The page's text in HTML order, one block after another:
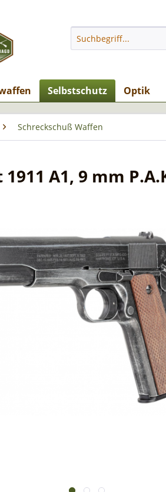
Selbstschutz Optik
Schreckschuß Waffen
A1, 9 mm